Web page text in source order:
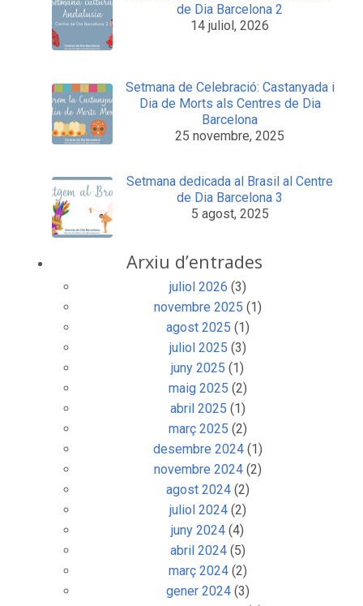
de Dia Barcelona 2
14 juliol, 2026
Setmana de Celebració: Castanyada i
Dia de Morts als Centres de Dia
Barcelona
25 novembre, 2025
Setmana dedicada al Brasil al Centre
de Dia Barcelona 3
5 agost, 2025
Arxiu d’entrades
juliol 2026 (3)
novembre 2025 (1)
agost 2025 (1)
juliol 2025 (3)
juny 2025 (1)
maig 2025 (2)
abril 2025 (1)
març 2025 (2)
desembre 2024(1)
novembre 2024(2)
agost 2024(2)
juliol 2024(2)
juny 2024 (4)
abril 2024(5)
març 2024(2)
gener 2024(3)